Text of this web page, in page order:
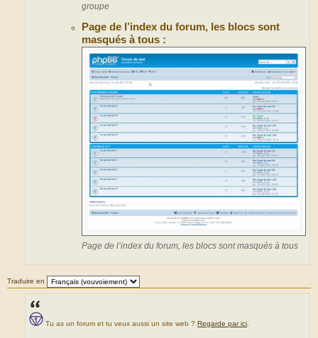
groupe
Page de l’index du forum, les blocs sont
masqués à tous :
Page de l’index du forum, les blocs sont masqués à tous
Traduire en
Tu as un forum et tu veux aussi un site web ? Regarde par ici.